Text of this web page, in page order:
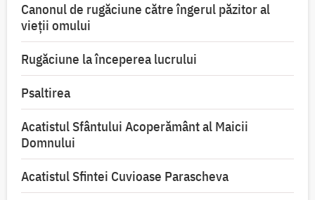
Canonul de rugăciune către îngerul păzitor al
vieții omului
Rugăciune la începerea lucrului
Psaltirea
Acatistul Sfântului Acoperământ al Maicii
Domnului
Acatistul Sfintei Cuvioase Parascheva